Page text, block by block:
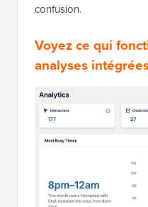
confusion.
Voyez ce qui
analyses